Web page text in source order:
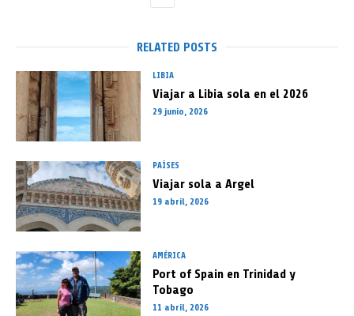
RELATED POSTS
LIBIA
Viajar a Libia sola en el 2026
29 junio, 2026
PAÍSES
Viajar sola a Argel
19 abril, 2026
AMÉRICA
Port of Spain en Trinidad y
Tobago
11 abril, 2026